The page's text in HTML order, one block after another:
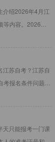
介绍2026年4月江
内容。2026年4
苏自考？江苏自
报名条件问题本
天只能报考一门课